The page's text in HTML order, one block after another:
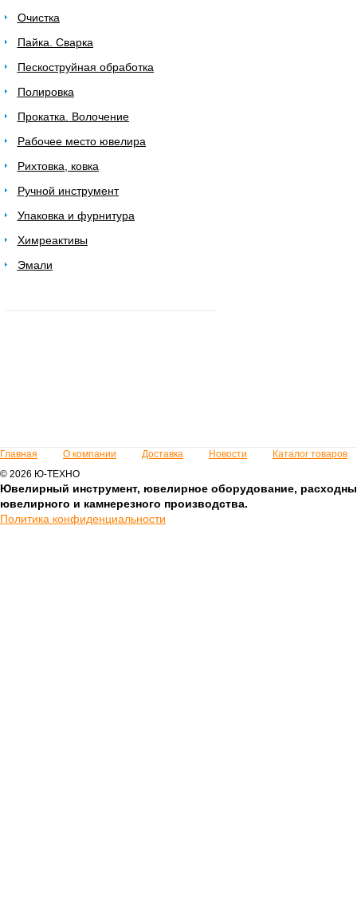
Очистка
Пайка. Сварка
Пескоструйная обработка
Полировка
Прокатка. Волочение
Рабочее место ювелира
Рихтовка, ковка
Ручной инструмент
Упаковка и фурнитура
Химреактивы
Эмали
Главная О компании Доставка Новости
Каталог товаров
© 2026 Ю-ТЕХНО
Ювелирный инструмент, ювелирное оборудование,
ювелирного и камнерезного производства.
Политика конфиденциальности